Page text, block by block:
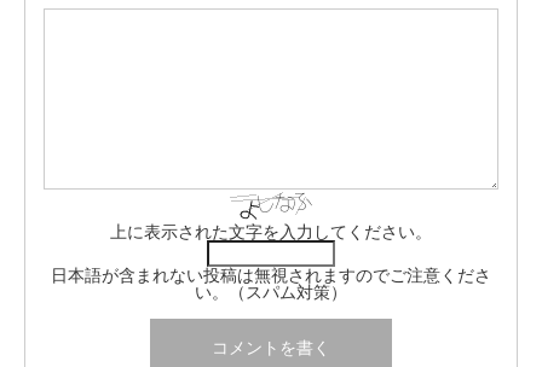
上に表示された文字を入力してください。
日本語が含まれない投稿は無視されますのでご注意くださ
い。（スパム対策）